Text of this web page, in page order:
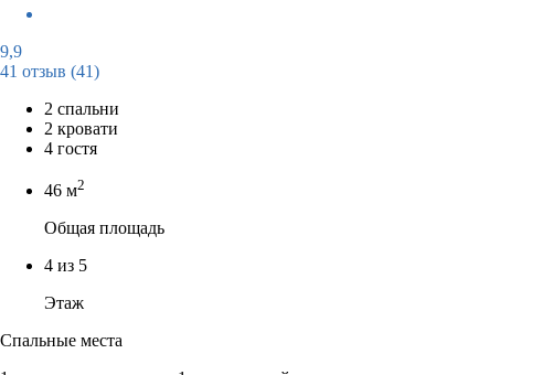
9,9
41 отзыв (41)
2 спальни
2 кровати
4 гостя
46 м2
Общая площадь
4 из 5
Этаж
Спальные места